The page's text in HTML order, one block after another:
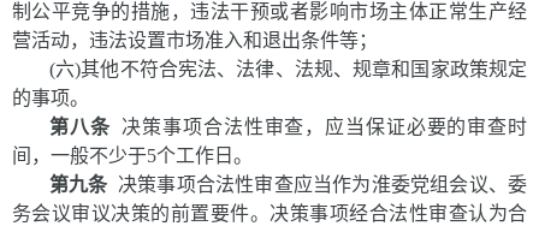
制公平竞争的措施，违法干预或者影响市场主体正常生产经
营活动，违法设置市场准入和退出条件等；
(六)其他不符合宪法、法律、法规、规章和国家政策规定
的事项。
第八条
决策事项合法性审查，应当保证必要的审查时
间，一般不少于5个工作日。
第九条 决策事项合法性审查应当作为淮委党组会议、委
务会议审议决策的前置要件。决策事项经合法性审查认为合